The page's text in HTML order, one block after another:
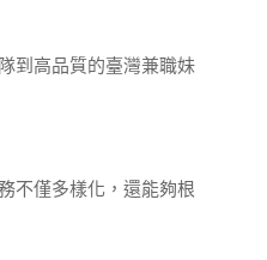
到高品質的臺灣兼職妹
不僅多樣化，還能夠根